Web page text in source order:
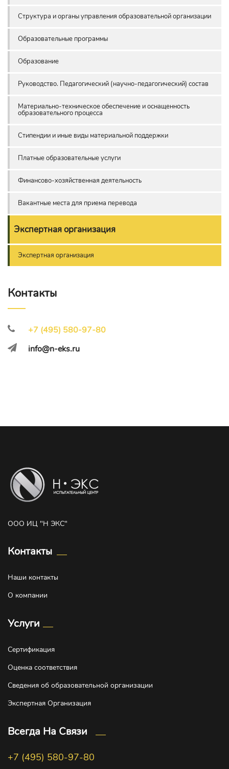
Структура и органы управления образовательной организации
Образовательные программы
Образование
Руководство. Педагогический (научно-педагогический) состав
Материально-техническое обеспечение и оснащенность
образовательного процесса
Стипендии и иные виды материальной поддержки
Платные образовательные услуги
Финансово-хозяйственная деятельность
Вакантные места для приема перевода
Экспертная организация
Экспертная организация
Контакты
+7 (495) 580-97-80
info@n-eks.ru
ООО ИЦ "Н ЭКС"
Контакты
Наши контакты
О компании
Услуги
Сертификация
Оценка соответствия
Сведения об образовательной организации
Экспертная Организация
Всегда На Связи
+7 (495) 580-97-80